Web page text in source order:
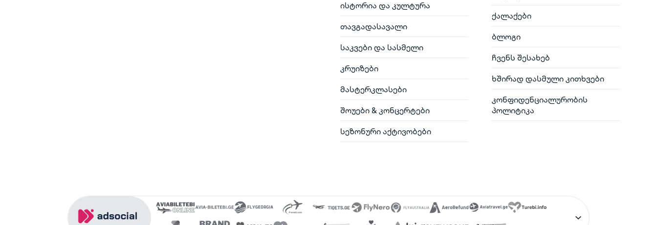
ისტორია და კულტურა
თავგადასავალი
საკვები და სასმელი
კრუიზები
მასტერკლასები
შოუები & კონცერტები
სეზონური აქტივობები
ქალაქები
ბლოგი
ჩვენს შესახებ
ხშირად დასმული კითხვები
კონფიდენციალურობის
პოლიტიკა